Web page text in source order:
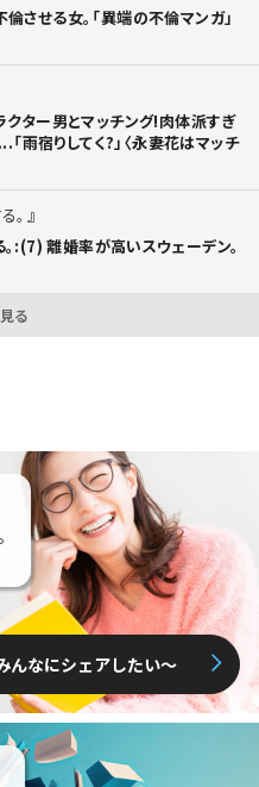
させる女。「異端の不倫マンガ」
クター男とマッチング!肉体派すぎ
雨宿りしてく?」〈永妻花はマッチ
。
:(7) 離婚率が高いスウェーデン。
る
んなにシェアしたい〜